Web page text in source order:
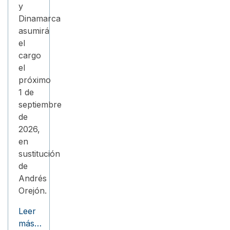
y
Dinamarca
asumirá
el
cargo
el
próximo
1 de
septiembre
de
2026,
en
sustitución
de
Andrés
Orejón.
Leer
más…